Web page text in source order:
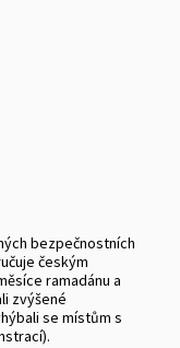
bezpečnostních
českým
ramadánu a
zvýšené
se místům s